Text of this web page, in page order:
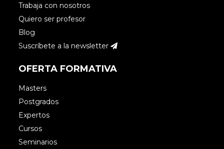
Trabaja con nosotros
Quiero ser profesor
Blog
Suscríbete a la newsletter
OFERTA FORMATIVA
Masters
Postgrados
Expertos
Cursos
Seminarios